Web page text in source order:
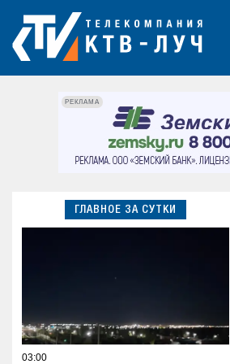
РЕКЛАМА
ГЛАВНОЕ ЗА СУТКИ
03:00